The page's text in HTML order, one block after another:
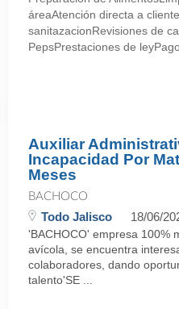
áreaAtención directa a
sanitazacionRevisiones de
PepsPrestaciones de
Auxiliar
Incapacidad Por
Meses
BACHOCO
Todo Jalisco 18/06/
'BACHOCO' empresa 100%
avícola, se encuentra
colaboradores, dando
talento'SE ...